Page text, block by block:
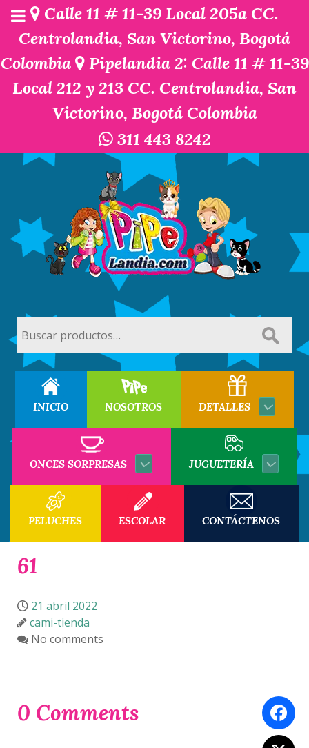
Calle 11 # 11-39 Local 205a CC.
Centrolandia, San Victorino, Bogotá
Colombia
Pipelandia 2: Calle 11 # 11-39
Local 212 y 213 CC. Centrolandia, San
Victorino, Bogotá Colombia
311 443 8242
por:
INICIO NOSOTROS DETALLES
ONCES SORPRESAS JUGUETERÍA
PELUCHES ESCOLAR CONTÁCTENOS
61
21 abril 2022
cami-tienda
No comments
0 Comments